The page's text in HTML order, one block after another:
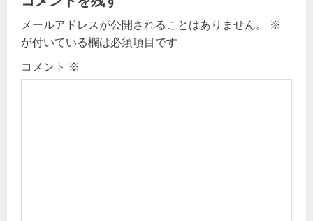
i
g
メールアドレスが公開されることはありません。
※
が付いている欄は必須項目です
コメント ※